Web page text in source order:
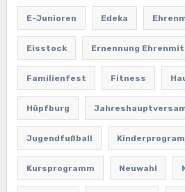
E-Junioren Edeka
Eisstock Ernennung
Familienfest Fitness
Hüpfburg
Jugendfußball
Kursprogramm Neuwahl